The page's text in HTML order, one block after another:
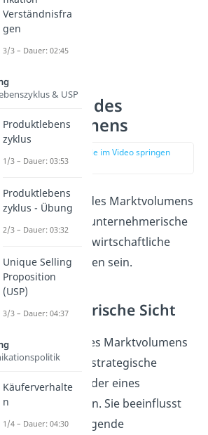
Bedeutung des
Marktvolumens
zur Stelle im Video springen
(04:09)
Die Berechnung des Marktvolumens
kann sowohl für unternehmerische
als auch für volkswirtschaftliche
Akteure von Nutzen sein.
Unternehmerische Sicht
Kenngröße des Marktvolumens
fließt in mehrere strategische
Entscheidungsfelder eines
Unternehmens ein. Sie beeinflusst
stark die grundlegende
Verständnisfra
gen
3/3 – Dauer: 02:45
& USP
Produktlebens
zyklus
1/3 – Dauer: 03:53
Produktlebens
zyklus - Übung
2/3 – Dauer: 03:32
Unique Selling
Proposition
(USP)
3/3 – Dauer: 04:37
Käuferverhalte
n
1/4 – Dauer: 04:30